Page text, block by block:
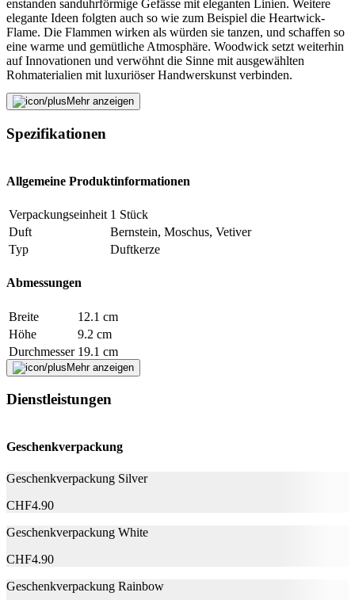
enstanden sanduhrförmige Gefässe mit eleganten Linien. Weitere
elegante Ideen folgten auch so wie zum Beispiel die Heartwick-
Flame. Die Flammen wirken als würden sie tanzen, und schaffen so
eine warme und gemütliche Atmosphäre. Woodwick setzt weiterhin
auf Innovationen und verwöhnt die Sinne mit ausgewählten
Rohmaterialien mit luxuriöser Handwerskunst verbinden.
Fehler melden
Formular schliessen
Senden
Falsche Daten melden
Mehr anzeigen
Spezifikationen
Allgemeine Produktinformationen
Verpackungseinheit 1 Stück
Duft
Bernstein, Moschus, Vetiver
Typ
Duftkerze
Abmessungen
Breite
12.1 cm
Höhe
9.2 cm
Durchmesser 19.1 cm
Herstellergarantie
Herstellerseite
Mehr anzeigen
Dienstleistungen
Geschenkverpackung
Geschenkverpackung Silver
CHF4.90
Geschenkverpackung White
CHF4.90
Geschenkverpackung Rainbow